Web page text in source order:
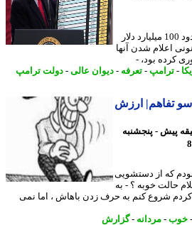
طبق گزارش ها، دولت ترامپ حدود 100 میلیارد دلار
اعلام شدن آنها
بود، -
ترامپ -تعرفه- دیوان عالی-دولت ترامپ
ارزش
پیش - پنجشنبه
از دستشویی
خوبه ؟ - به
شروع کنم به حرف زدن باهاش ، اما نمی
-مردانه - گزارش